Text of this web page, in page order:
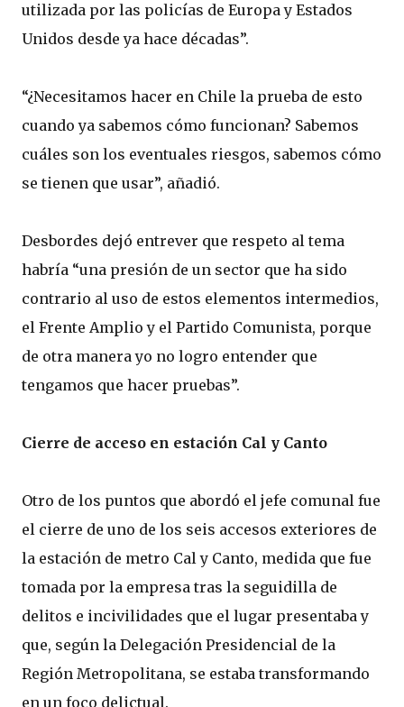
utilizada por las policías de Europa y Estados
Unidos desde ya hace décadas”.
“¿Necesitamos hacer en Chile la prueba de esto
cuando ya sabemos cómo funcionan? Sabemos
cuáles son los eventuales riesgos, sabemos cómo
se tienen que usar”, añadió.
Desbordes dejó entrever que respeto al tema
habría “una presión de un sector que ha sido
contrario al uso de estos elementos intermedios,
el Frente Amplio y el Partido Comunista, porque
de otra manera yo no logro entender que
tengamos que hacer pruebas”.
Cierre de acceso en estación Cal y Canto
Otro de los puntos que abordó el jefe comunal fue
el cierre de uno de los seis accesos exteriores de
la estación de metro Cal y Canto, medida que fue
tomada por la empresa tras la seguidilla de
delitos e incivilidades que el lugar presentaba y
que, según la Delegación Presidencial de la
Región Metropolitana, se estaba transformando
en un foco delictual.